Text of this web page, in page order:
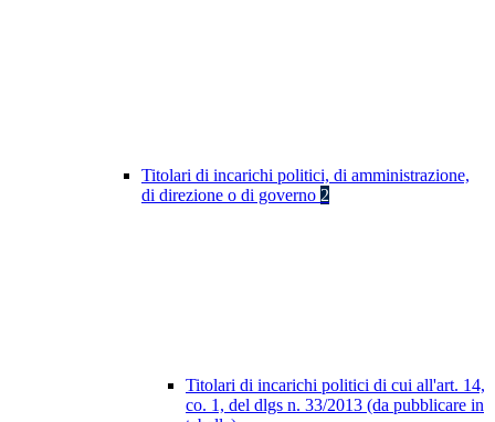
Titolari di incarichi politici, di amministrazione,
di direzione o di governo 2
Titolari di incarichi politici di cui all'art. 14,
co. 1, del dlgs n. 33/2013 (da pubblicare in